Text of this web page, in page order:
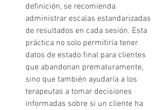
definición, se recomienda
administrar escalas estandarizadas
de resultados en cada sesión. Esta
práctica no solo permitiría tener
datos de estado final para clientes
que abandonan prematuramente,
sino que también ayudaría a los
terapeutas a tomar decisiones
informadas sobre si un cliente ha